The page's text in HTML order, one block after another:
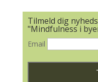
Tilmeld dig
"Mindfulness i
Email